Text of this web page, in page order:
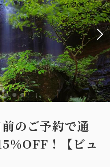
のご予約で通
％OFF！【ビュ